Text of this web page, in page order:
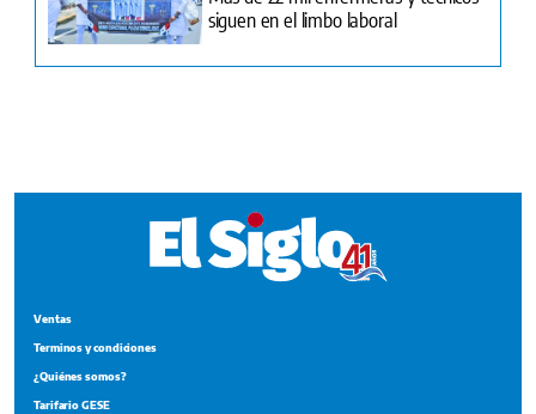
Suplementos